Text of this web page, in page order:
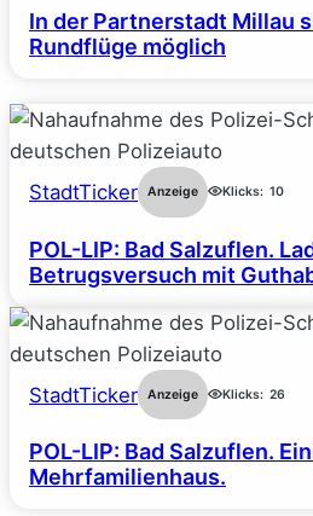
In der Partnerstadt Millau
Rundflüge möglich
StadtTicker Anzeige Klicks: 10
POL-LIP: Bad Salzuflen.
Betrugsversuch mit
StadtTicker Anzeige Klicks: 26
POL-LIP: Bad Salzuflen.
Mehrfamilienhaus.